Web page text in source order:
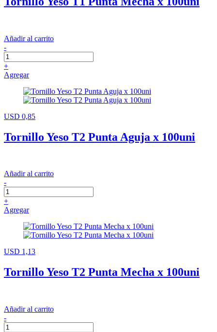
Añadir al carrito
-
+
Agregar
USD 0,85
Tornillo Yeso T2 Punta Aguja x 100uni
Añadir al carrito
-
+
Agregar
USD 1,13
Tornillo Yeso T2 Punta Mecha x 100uni
Añadir al carrito
-